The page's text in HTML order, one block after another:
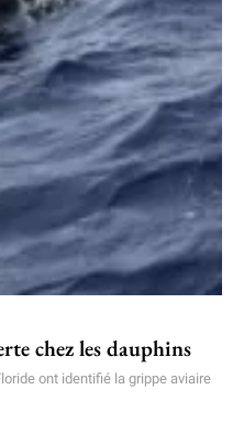
chez les dauphins
ont identifié la grippe aviaire